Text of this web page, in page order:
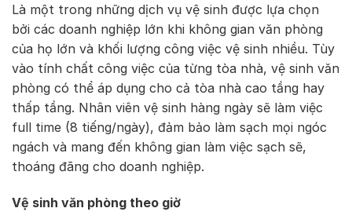
Là một trong những dịch vụ vệ sinh được lựa chọn
bởi các doanh nghiệp lớn khi không gian văn phòng
của họ lớn và khối lượng công việc vệ sinh nhiều. Tùy
vào tính chất công việc của từng tòa nhà, vệ sinh văn
phòng có thể áp dụng cho cả tòa nhà cao tầng hay
thấp tầng. Nhân viên vệ sinh hàng ngày sẽ làm việc
full time (8 tiếng/ngày), đảm bảo làm sạch mọi ngóc
ngách và mang đến không gian làm việc sạch sẽ,
thoáng đãng cho doanh nghiệp.
Vệ sinh văn phòng theo giờ